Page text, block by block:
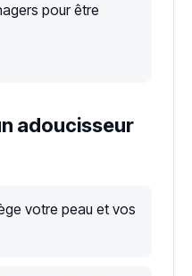
pour être
adoucisseur
votre peau et vos